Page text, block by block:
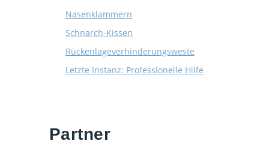
Nasenklammern
Schnarch-Kissen
Rückenlageverhinderungsweste
Letzte Instanz: Professionelle Hilfe
Partner